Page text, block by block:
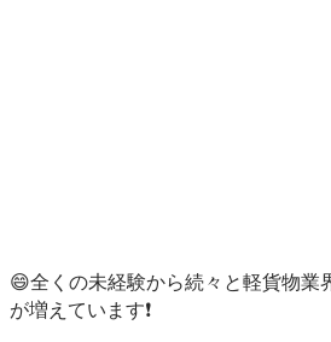
😄全くの未経験から続々と軽貨物業
が増えています❗️